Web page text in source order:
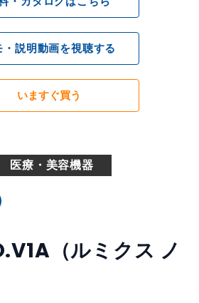
・説明動画を視聴する
いますぐ買う
医療・美容機器
（ルミクス ノ